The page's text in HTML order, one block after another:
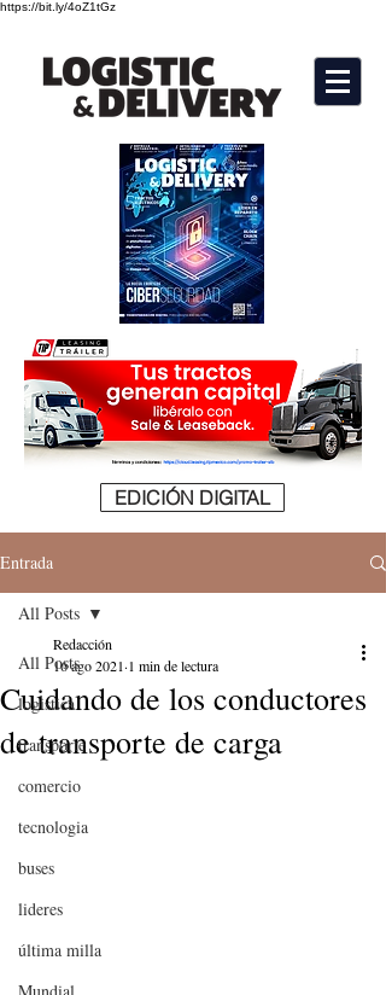
https://bit.ly/4oZ1tGz
EDICIÓN DIGITAL
Entrada
All Posts
logistica
transporte
comercio
tecnologia
buses
lideres
última milla
All Posts
Cuidando de los conductores
de transporte de carga
Redacción
16 ago 2021 1 min de lectura